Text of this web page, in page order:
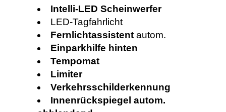
Intelli-LED Scheinwerfer
LED-Tagfahrlicht
Fernlichtassistentautom.
Einparkhilfe hinten
Tempomat
Limiter
Verkehrsschilderkennung
Innenrückspiegel autom.